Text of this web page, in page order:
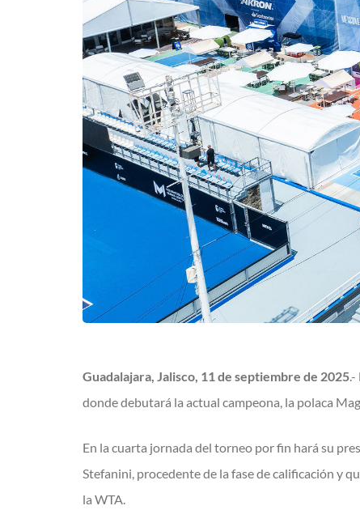
Guadalajara, Jalisco, 11 de septiembre de 2025
donde debutará la actual campeona, la polaca
En la cuarta jornada del torneo por fin hará su
Stefanini, procedente de la fase de calificación y
la WTA.